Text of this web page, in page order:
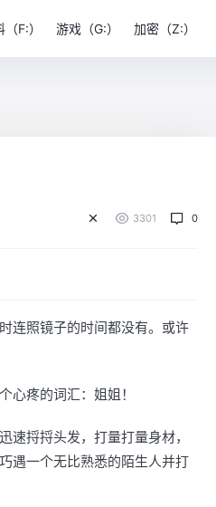
F:） 游戏（G:） 加密（Z:）
3301 0
连照镜子的时间都没有。或许
心疼的词汇：姐姐！
捋捋头发，打量打量身材，
遇一个无比熟悉的陌生人并打